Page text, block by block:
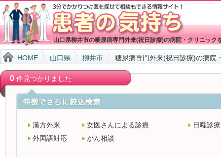
山口県柳井市の糖尿病専門外来(祝日診療)の病院・クリニック
HOME 山口県 柳井市 糖尿病専門外来(祝日診療)の病院
0件見つかりました
漢方外来 女医さんによる診療
日曜診療
外国語対応
がん相談